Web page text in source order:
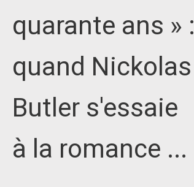
quarante ans » :
quand Nickolas
Butler s'essaie
à la romance ...